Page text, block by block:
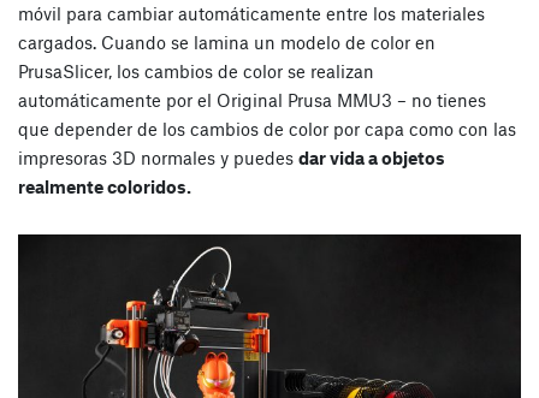
móvil para cambiar automáticamente entre los materiales
cargados. Cuando se lamina un modelo de color en
PrusaSlicer, los cambios de color se realizan
automáticamente por el Original Prusa MMU3 – no tienes
que depender de los cambios de color por capa como con las
impresoras 3D normales y puedes dar vida a objetos
realmente coloridos.